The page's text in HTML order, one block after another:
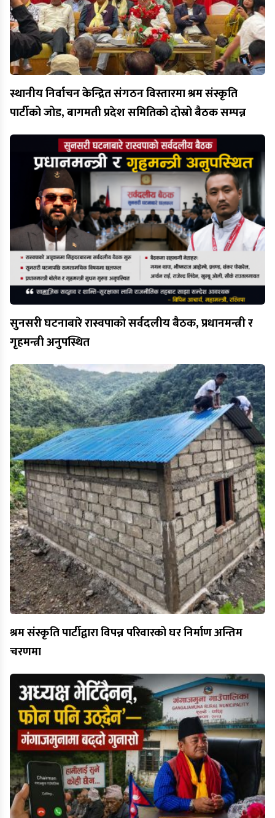
स्थानीय निर्वाचन केन्द्रित संगठन विस्तारमा श्रम संस्कृति
पार्टीको जोड, बागमती प्रदेश समितिको दोस्रो बैठक सम्पन्न
सुनसरी घटनाबारे रास्वपाको सर्वदलीय बैठक, प्रधानमन्त्री र
गृहमन्त्री अनुपस्थित
श्रम संस्कृति पार्टीद्वारा विपन्न परिवारको घर निर्माण अन्तिम
चरणमा